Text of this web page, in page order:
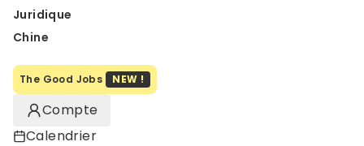
Juridique
Chine
The Good Jobs NEW !
Compte
Calendrier